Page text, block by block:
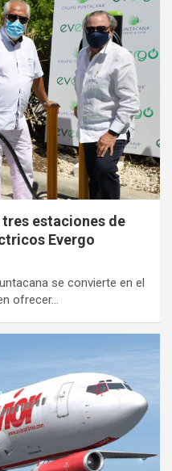
estaciones de
Evergo
se convierte en el
ofrecer…